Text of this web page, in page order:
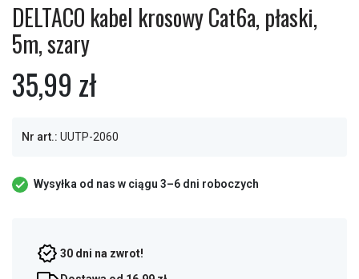
DELTACO kabel krosowy Cat6a, płaski,
5m, szary
35,99 zł
Nr art.: UUTP-2060
Wysyłka od nas w ciągu 3–6 dni roboczych
30 dni na zwrot!